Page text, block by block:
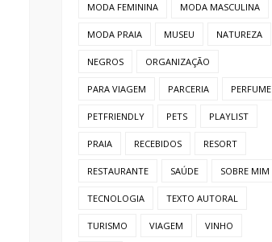
MODA FEMININA MODA MASCULINA
MODA PRAIA MUSEU NATUREZA
NEGROS ORGANIZAÇÃO
PARA VIAGEM PARCERIA PERFUME
PETFRIENDLY PETS PLAYLIST
PRAIA RECEBIDOS RESORT
RESTAURANTE SAÚDE SOBRE MIM
TECNOLOGIA TEXTO AUTORAL
TURISMO VIAGEM VINHO